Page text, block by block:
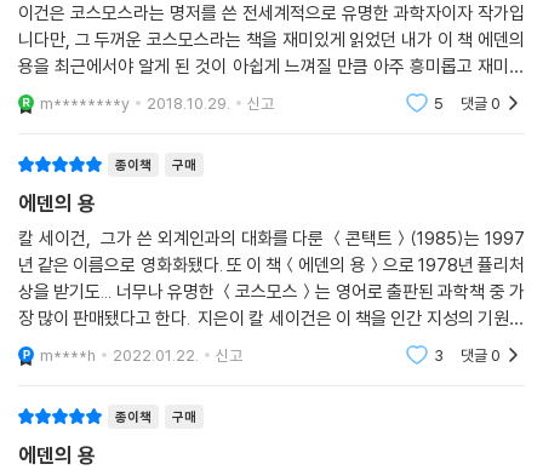
이건은 코스모스라는 명저를 쓴 전세계적으로 유명한 과학자이자 작가입
니다만, 그 두꺼운 코스모스라는 책을 재미있게 읽었던 내가 이 책 에덴의
용을 최근에서야 알게 된 것이 아쉽게 느껴질 만큼 아주 흥미롭고 재미있
게 읽었습니다. 코스모스는 천체물리학적 관점의 거대한 우수의 시간과 공
간을 그려낸 명저
m********y 2018.10.29. 신고 5 댓글0
종이책 구매
에덴의 용
칼 세이건, 그가 쓴 외계인과의 대화를 다룬 ＜콘택트＞(1985)는 1997
년 같은 이름으로 영화화됐다. 또 이 책＜에덴의 용＞으로 1978년 퓰리처
상을 받기도... 너무나 유명한 ＜코스모스＞는 영어로 출판된 과학책 중 가
장 많이 판매됐다고 한다. 지은이 칼 세이건은 이 책을 인간 지성의 기원을
찾아서라는 부제를 붙였다. 이 책에 실린 내용은 1장 우주력, 2장 유전자와
뇌, 3장 뇌와
m****h 2022.01.22. 신고 3 댓글0
종이책 구매
에덴의 용